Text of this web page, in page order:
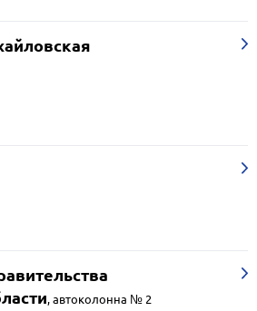
,автоколонна № 2